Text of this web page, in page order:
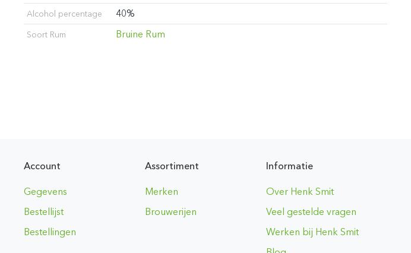
Alcohol percentage 40%
Soort Rum Bruine Rum
Account
Gegevens
Bestellijst
Bestellingen
Assortiment
Merken
Brouwerijen
Informatie
Over Henk Smit
Veel gestelde vragen
Werken bij Henk Smit